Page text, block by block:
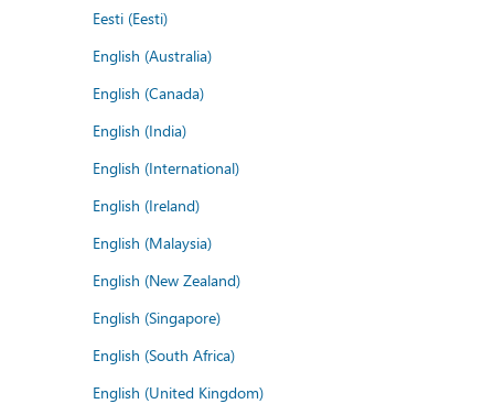
Eesti (Eesti)
English (Australia)
English (Canada)
English (India)
English (International)
English (Ireland)
English (Malaysia)
English (New Zealand)
English (Singapore)
English (South Africa)
English (United Kingdom)